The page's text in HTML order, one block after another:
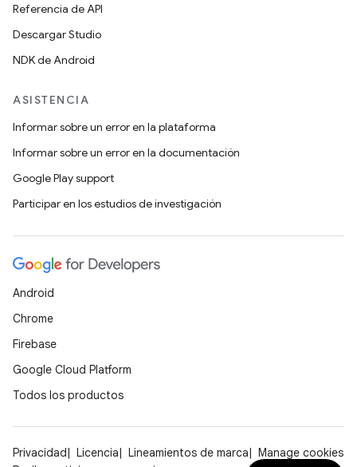
Referencia de API
Descargar Studio
NDK de Android
ASISTENCIA
Informar sobre un error en la plataforma
Informar sobre un error en la documentación
Google Play support
Participar en los estudios de investigación
Android
Chrome
Firebase
Google Cloud Platform
Todos los productos
Privacidad Licencia Lineamientos de marca
Manage cookies